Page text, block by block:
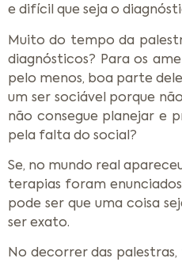
e difícil que seja o
Muito do tempo da
diagnósticos? Para os
pelo menos, boa parte
um ser sociável porque
não consegue planejar e
pela falta do social?
Se, no mundo real
terapias foram
pode ser que uma coisa
ser exato.
No decorrer das